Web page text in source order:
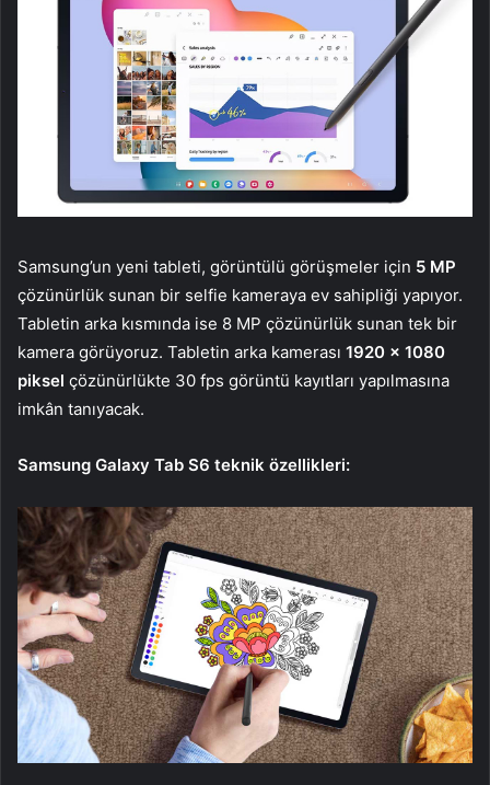
Samsung’un yeni tableti, görüntülü görüşmeler için 5 MP
çözünürlük sunan bir selfie kameraya ev sahipliği yapıyor.
Tabletin arka kısmında ise 8 MP çözünürlük sunan tek bir
kamera görüyoruz. Tabletin arka kamerası 1920 x 1080
piksel çözünürlükte 30 fps görüntü kayıtları yapılmasına
imkân tanıyacak.
Samsung Galaxy Tab S6 teknik özellikleri: